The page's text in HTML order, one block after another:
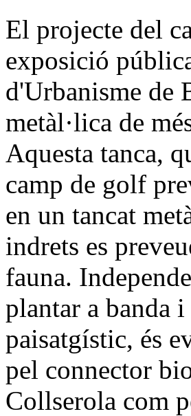
El projecte del
exposició
d'Urbanisme de
metàl·lica de
Aquesta tanca,
camp de golf
en un tancat
indrets es
fauna.
plantar a banda
paisatgístic, és
pel connector
Collserola com